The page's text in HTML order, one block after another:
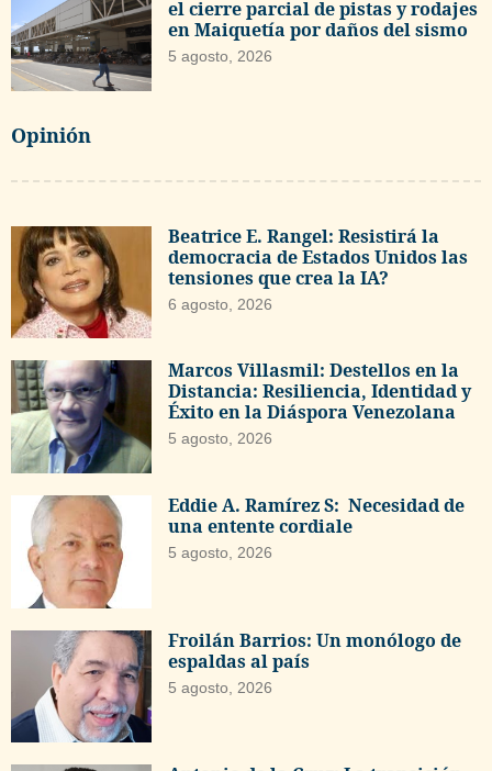
el cierre parcial de pistas y rodajes
en Maiquetía por daños del sismo
5 agosto, 2026
Opinión
Beatrice E. Rangel: Resistirá la
democracia de Estados Unidos las
tensiones que crea la IA?
6 agosto, 2026
Marcos Villasmil: Destellos en la
Distancia: Resiliencia, Identidad y
Éxito en la Diáspora Venezolana
5 agosto, 2026
Eddie A. Ramírez S: Necesidad de
una entente cordiale
5 agosto, 2026
Froilán Barrios: Un monólogo de
espaldas al país
5 agosto, 2026